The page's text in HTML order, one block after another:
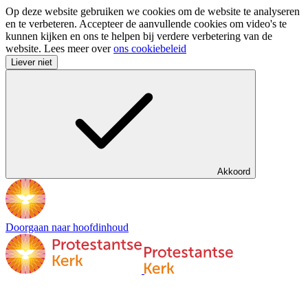
Op deze website gebruiken we cookies om de website te analyseren
en te verbeteren. Accepteer de aanvullende cookies om video's te
kunnen kijken en ons te helpen bij verdere verbetering van de
website. Lees meer overons cookiebeleid
Liever niet
Akkoord
Doorgaan naar hoofdinhoud